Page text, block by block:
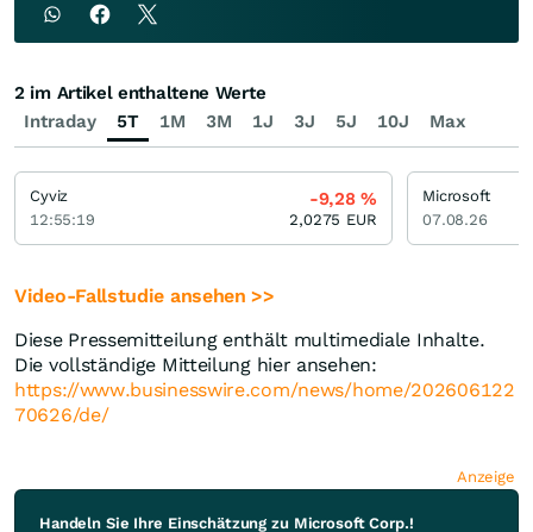
Video-Fallstudie ansehen >>
Diese Pressemitteilung enthält multimediale Inhalte.
Die vollständige Mitteilung hier ansehen:
https://www.businesswire.com/news/home/202606122
70626/de/
Anzeige
Handeln Sie Ihre Einschätzung zu Microsoft Corp.!
Intraday 5T 1M 3M 1J 3J 5J 10J Max
2 im Artikel enthaltene Werte
Cyviz
12:55:19
-9,28%
2,0275 EUR
Microsoft
07.08.26